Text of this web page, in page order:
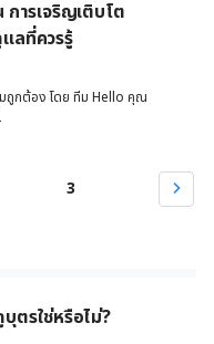
ารเจริญเติบโต
ลที่ควรรู้
ถูกต้อง โดย ทีม Hello คุณ
3
ตรใช่หรือไม่?